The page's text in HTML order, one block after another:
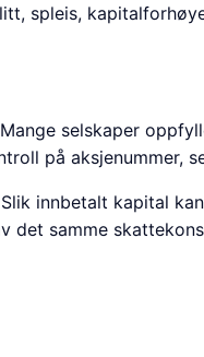
spleis,
selskaper
på aksjenummer,
innbetalt kapital
det samme